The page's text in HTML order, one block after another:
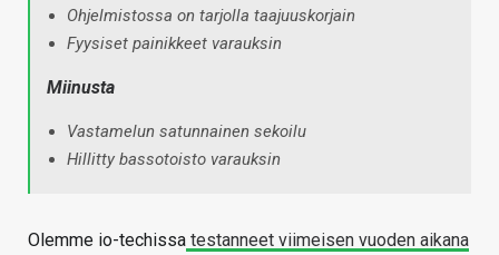
Ohjelmistossa on tarjolla taajuuskorjain
Fyysiset painikkeet varauksin
Miinusta
Vastamelun satunnainen sekoilu
Hillitty bassotoisto varauksin
Olemme io-techissa testanneet viimeisen vuoden aikana